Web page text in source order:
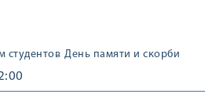
студентов День памяти и скорби